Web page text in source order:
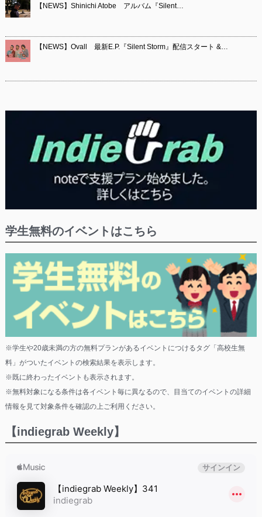
【NEWS】Shinichi Atobe アルバム『Silent…
【NEWS】Ovall 最新E.P.『Silent Storm』配信スタート &…
学生無料のイベントはこちら
※学生や20歳未満の方の無料プランがあるイベントにつけるタグ「高校生無
料」がついたイベントの検索結果を表示します。
※既に終わったイベントも表示されます。
※無料対象になる条件は各イベント毎に異なるので、目当てのイベントの詳細
情報を見て対象条件を確認の上ご利用ください。
【indiegrab Weekly】